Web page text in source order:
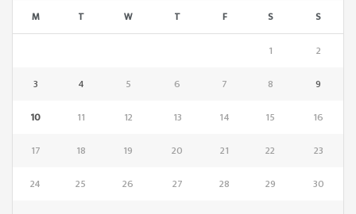
M T W T F S S
1
2
3
4 5 6 7 8
9
10
11 12 13 14 15
16
17
18 19 20 21 22
23
24
25 26 27 28 29
30